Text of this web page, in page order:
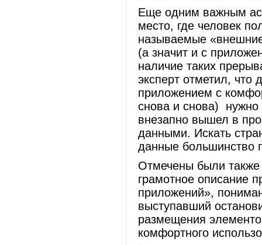
Еще одним важным
место, где человек
называемые
(а значит и с
наличие таких
эксперт отметил, что
приложением с
снова и снова) нужно
внезапно вышел в
данными. Искать
данные большинство
Отмечены были также
грамотное описание
приложений»,
выступавший
размещения
комфортного